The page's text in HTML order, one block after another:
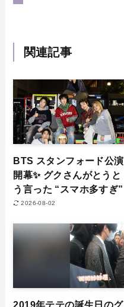
関連記事
BTS スタンフォード公演
開幕✨ グクさんがとうと
う言った “スマホ多すぎ”
2026-08-02